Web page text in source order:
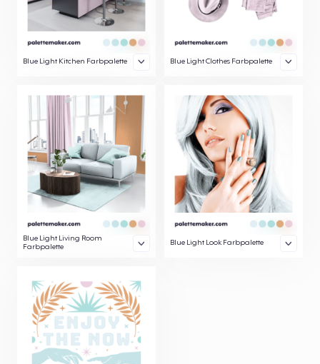
Blue Light Kitchen Farbpalette Blue Light Clothes Farbpalette
Blue Light Living Room
Farbpalette
Blue Light Look Farbpalette